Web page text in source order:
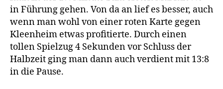
in Führung gehen. Von da an lief es besser, auch
wenn man wohl von einer roten Karte gegen
Kleenheim etwas profitierte. Durch einen
tollen Spielzug 4 Sekunden vor Schluss der
Halbzeit ging man dann auch verdient mit 13:8
in die Pause.